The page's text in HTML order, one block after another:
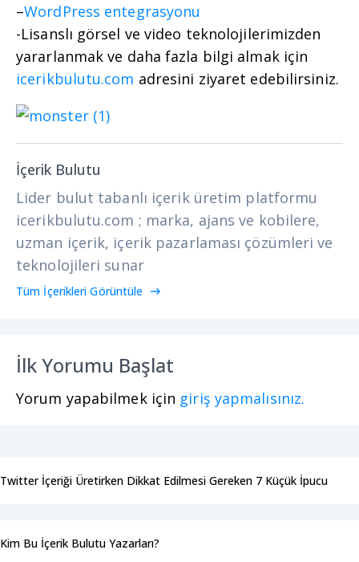
–WordPress entegrasyonu
-Lisanslı görsel ve video teknolojilerimizden
yararlanmak ve daha fazla bilgi almak için
icerikbulutu.com adresini ziyaret edebilirsiniz.
İçerik Bulutu
Lider bulut tabanlı içerik üretim platformu
icerikbulutu.com ; marka, ajans ve kobilere,
uzman içerik, içerik pazarlaması çözümleri ve
teknolojileri sunar
Tüm İçerikleri Görüntüle
İlk Yorumu Başlat
Yorum yapabilmek için giriş yapmalısınız.
Twitter İçeriği Üretirken Dikkat Edilmesi Gereken 7 Küçük İpucu
Kim Bu İçerik Bulutu Yazarları?